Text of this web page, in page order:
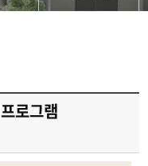
취업정보
로그램